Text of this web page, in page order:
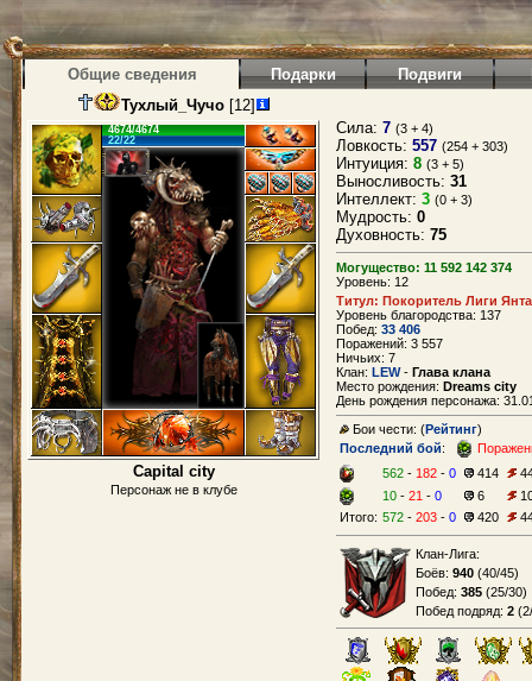
Общие сведения Подарки Подвиги
Тухлый_Чучо[12]
4674/4674
22/22
Capital city
Персонаж не в клубе
Сила: 7 (3 + 4)
Ловкость: 557 (254 + 303)
Интуиция: 8 (3 + 5)
Выносливость: 31
Интеллект: 3 (0 + 3)
Мудрость: 0
Духовность: 75
Могущество: 11 592 142 374
Уровень: 12
Титул: Покоритель Лиги
Уровень благородства: 137
Побед: 33 406
Поражений: 3 557
Ничьих: 7
Клан: LEW- Глава клана
Место рождения: Dreams city
День рождения персонажа:
Бои чести: (Рейтинг)
Последний бой:
562 - 182 - 0 414
10 - 21 - 0 6
Итого: 572 - 203 - 0 420
Клан-Лига:
Боёв: 940 (40/45)
Побед: 385 (25/30)
Побед подряд: 2 (